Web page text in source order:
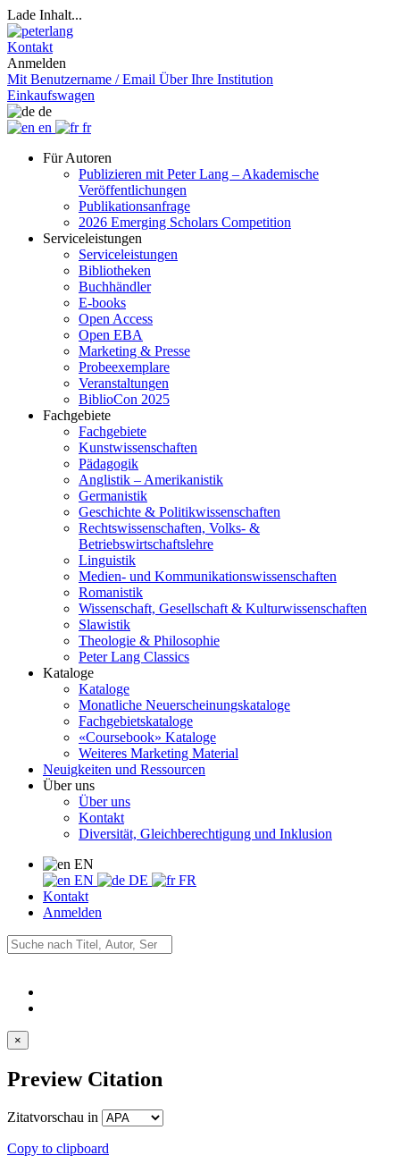
Lade Inhalt...
Kontakt
Anmelden
Mit Benutzername / Email Über Ihre Institution
Einkaufswagen
de
en
fr
Für Autoren
Publizieren mit Peter Lang – Akademische
Veröffentlichungen
Publikationsanfrage
2026 Emerging Scholars Competition
Serviceleistungen
Serviceleistungen
Bibliotheken
Buchhändler
E-books
Open Access
Open EBA
Marketing & Presse
Probeexemplare
Veranstaltungen
BiblioCon 2025
Fachgebiete
Fachgebiete
Kunstwissenschaften
Pädagogik
Anglistik – Amerikanistik
Germanistik
Geschichte & Politikwissenschaften
Rechtswissenschaften, Volks- &
Betriebswirtschaftslehre
Linguistik
Medien- und Kommunikationswissenschaften
Romanistik
Wissenschaft, Gesellschaft & Kulturwissenschaften
Slawistik
Theologie & Philosophie
Peter Lang Classics
Kataloge
Kataloge
Monatliche Neuerscheinungskataloge
Fachgebietskataloge
«Coursebook» Kataloge
Weiteres Marketing Material
Neuigkeiten und Ressourcen
Über uns
Über uns
Kontakt
Diversität, Gleichberechtigung und Inklusion
EN
EN
DE
FR
Kontakt
Anmelden
×
Preview Citation
Zitatvorschau in
Copy to clipboard